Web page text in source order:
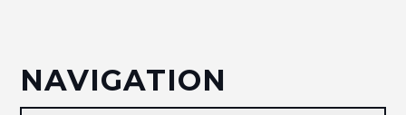
NAVIGATION